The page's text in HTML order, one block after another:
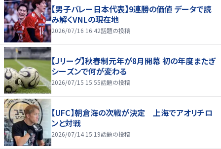
【男子バレー日本代表】9連勝の価値 データで読
み解くVNLの現在地
2026/07/16 16:42話題の投稿
【Jリーグ】秋春制元年が8月開幕 初の年度またぎ
シーズンで何が変わる
2026/07/15 15:55話題の投稿
【UFC】朝倉海の次戦が決定 上海でアオリチロ
ンと対戦
2026/07/14 15:19話題の投稿